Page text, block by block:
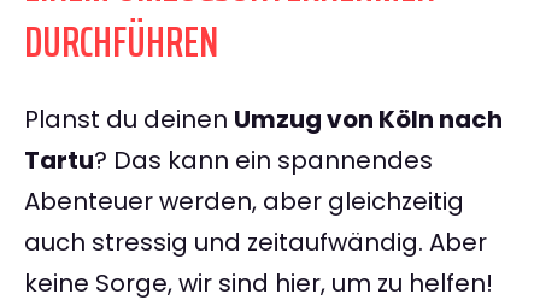
DURCHFÜHREN
Planst du deinen Umzug von Köln nach
Tartu? Das kann ein spannendes
Abenteuer werden, aber gleichzeitig
auch stressig und zeitaufwändig. Aber
keine Sorge, wir sind hier, um zu helfen!